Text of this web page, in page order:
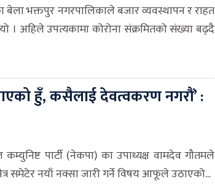
भक्तपुर नगरपालिकाले बजार व्यवस्थापन र राहत
। अहिले उपत्यकामा कोरोना संक्रमितको संख्या बढ्दै
हुँ, कसैलाई देवत्वकरण नगरौं’ :
पार्टी (नेकपा) का उपाध्यक्ष वामदेव गौतमले
समेटेर नयाँ नक्सा जारी गर्ने विषय आफूले उठाएको...